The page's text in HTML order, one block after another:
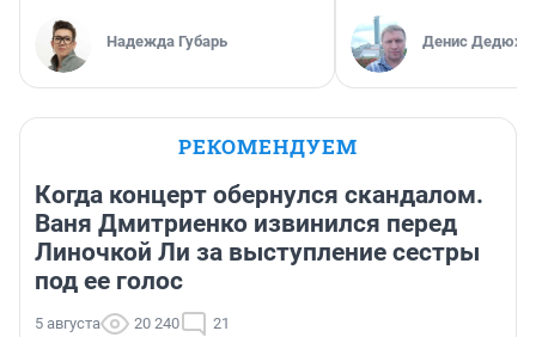
Надежда Губарь Денис
РЕКОМЕНДУЕМ
Когда концерт обернулся скандалом.
Ваня Дмитриенко извинился перед
Линочкой Ли за выступление сестры
под ее голос
5 августа 20 240 21